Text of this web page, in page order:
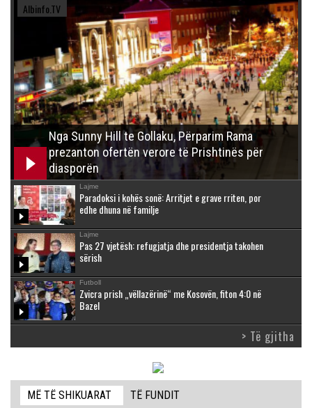
Albinfo.TV
Nga Sunny Hill te Gollaku, Përparim Rama
prezanton ofertën verore të Prishtinës për
diasporën
Lajme
Paradoksi i kohës sonë: Arritjet e grave rriten, por
edhe dhuna në familje
Lajme
Pas 27 vjetësh: refugjatja dhe presidentja takohen
sërish
Futboll
Zvicra prish „vëllazërinë“ me Kosovën, fiton 4:0 në
Bazel
> Të gjitha
MË TË SHIKUARAT TË FUNDIT